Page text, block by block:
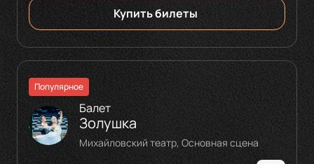
Купить билеты
Популярное
Балет
Золушка
Михайловский театр, Основная сцена